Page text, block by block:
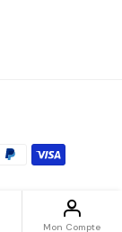
Mon Compte